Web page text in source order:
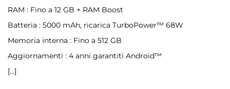
RAM : Fino a 12 GB + RAM Boost
Batteria : 5000 mAh, ricarica TurboPower™ 68W
Memoria interna : Fino a 512 GB
Aggiornamenti : 4 anni garantiti Android™
[...]